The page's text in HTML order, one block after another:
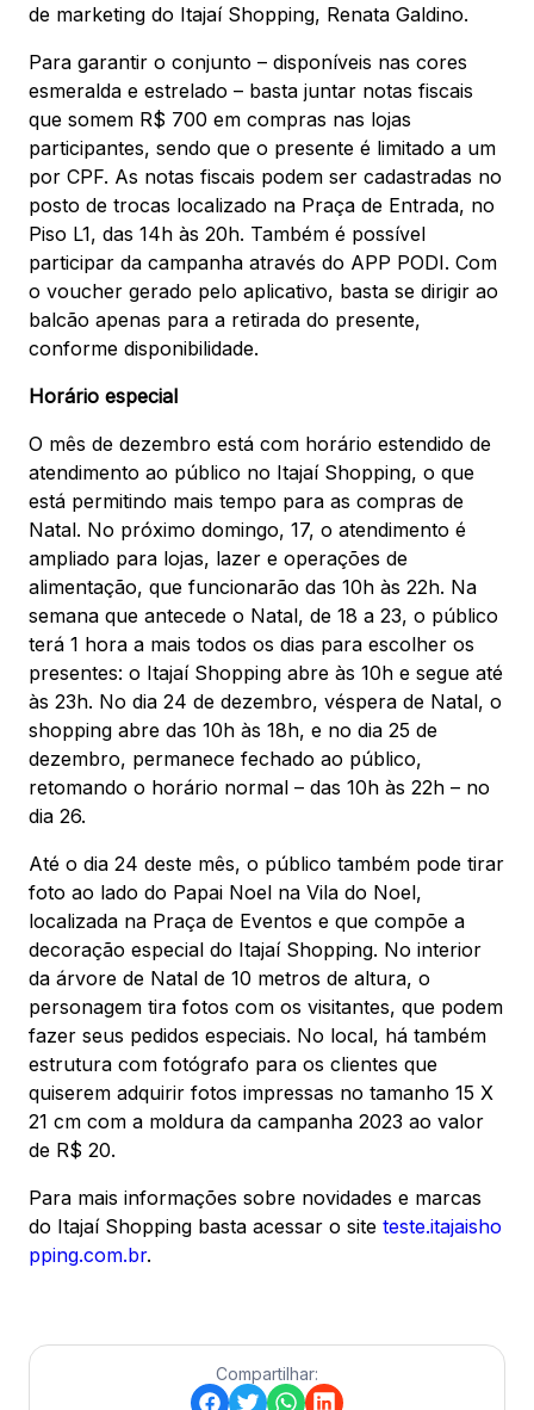
de marketing do Itajaí Shopping, Renata Galdino.
Para garantir o conjunto – disponíveis nas cores
esmeralda e estrelado – basta juntar notas fiscais
que somem R$ 700 em compras nas lojas
participantes, sendo que o presente é limitado a um
por CPF. As notas fiscais podem ser cadastradas no
posto de trocas localizado na Praça de Entrada, no
Piso L1, das 14h às 20h. Também é possível
participar da campanha através do APP PODI. Com
o voucher gerado pelo aplicativo, basta se dirigir ao
balcão apenas para a retirada do presente,
conforme disponibilidade.
Horário especial
O mês de dezembro está com horário estendido de
atendimento ao público no Itajaí Shopping, o que
está permitindo mais tempo para as compras de
Natal. No próximo domingo, 17, o atendimento é
ampliado para lojas, lazer e operações de
alimentação, que funcionarão das 10h às 22h. Na
semana que antecede o Natal, de 18 a 23, o público
terá 1 hora a mais todos os dias para escolher os
presentes: o Itajaí Shopping abre às 10h e segue até
às 23h. No dia 24 de dezembro, véspera de Natal, o
shopping abre das 10h às 18h, e no dia 25 de
dezembro, permanece fechado ao público,
retomando o horário normal – das 10h às 22h – no
dia 26.
Até o dia 24 deste mês, o público também pode tirar
foto ao lado do Papai Noel na Vila do Noel,
localizada na Praça de Eventos e que compõe a
decoração especial do Itajaí Shopping. No interior
da árvore de Natal de 10 metros de altura, o
personagem tira fotos com os visitantes, que podem
fazer seus pedidos especiais. No local, há também
estrutura com fotógrafo para os clientes que
quiserem adquirir fotos impressas no tamanho 15 X
21 cm com a moldura da campanha 2023 ao valor
de R$ 20.
Para mais informações sobre novidades e marcas
do Itajaí Shopping basta acessar o site teste.itajaisho
pping.com.br.
Compartilhar: